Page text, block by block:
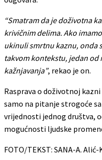
“Smatram da je doživotna
krivičnim delima. Ako
ukinuli smrtnu kaznu, onda
takvom kontekstu, jedan
kažnjavanja”, rekao je on.
Rasprava o doživotnoj
samo na pitanje strogoće
vrijednosti jednog društva,
mogućnosti ljudske
FOTO/TEKST: SANA-A.